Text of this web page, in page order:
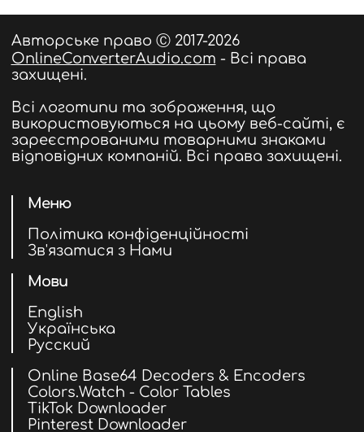
Авторське право Ⓒ 2017-2026
OnlineConverterAudio.com - Всі права
захищені.
Всі логотипи та зображення, що
використовуються на цьому веб-сайті, є
зареєстрованими товарними знаками
відповідних компаній. Всі права захищені.
Меню
Політика конфіденційності
Зв'язатися з Нами
Мови
English
Українська
Русский
Online Base64 Decoders & Encoders
Colors.Watch - Color Tables
TikTok Downloader
Pinterest Downloader